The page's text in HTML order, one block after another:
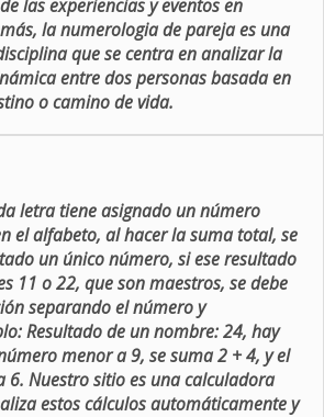
las experiencias y eventos en
la numerologia de pareja es una
que se centra en analizar la
entre dos personas basada en
o camino de vida.
letra tiene asignado un número
el alfabeto, al hacer la suma total, se
un único número, si ese resultado
11 o 22, que son maestros, se debe
separando el número y
Resultado de un nombre: 24, hay
menor a 9, se suma 2 + 4, y el
6. Nuestro sitio es una calculadora
estos cálculos automáticamente y